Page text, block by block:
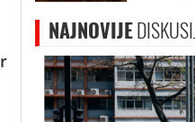
NAJNOVIJE